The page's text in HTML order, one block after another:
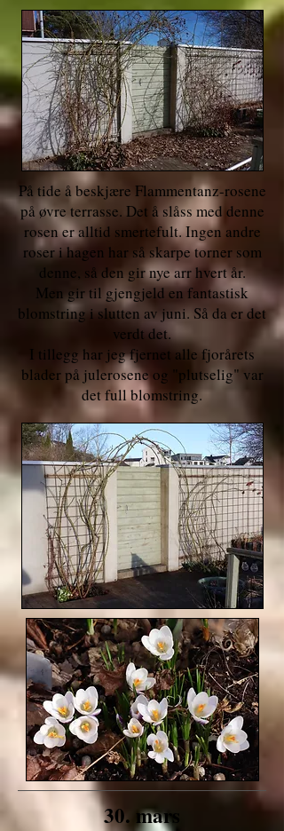
På tide å beskjære Flammentanz-rosene
på øvre terrasse. Det å slåss med denne
rosen er alltid smertefult. Ingen andre
roser i hagen har så skarpe torner som
denne, så den gir nye arr hvert år.
Men gir til gjengjeld en fantastisk
blomstring i slutten av juni. Så da er det
verdt det.
I tillegg har jeg fjernet alle fjorårets
blader på julerosene og "plutselig" var
det full blomstring.
30. mars